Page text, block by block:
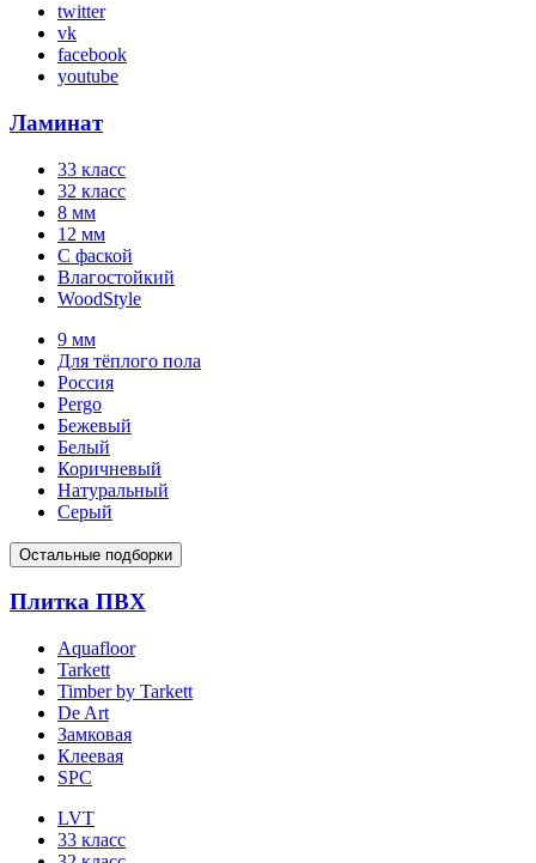
twitter
vk
facebook
youtube
Ламинат
33 класс
32 класс
8 мм
12 мм
С фаской
Влагостойкий
WoodStyle
9 мм
Для тёплого пола
Россия
Pergo
Бежевый
Белый
Коричневый
Натуральный
Серый
Остальные подборки
Плитка ПВХ
Aquafloor
Tarkett
Timber by Tarkett
De Art
Замковая
Клеевая
SPC
LVT
33 класс